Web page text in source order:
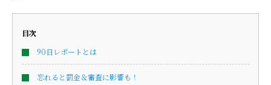
目次
90日レポートとは
忘れると罰金＆審査に影響も！